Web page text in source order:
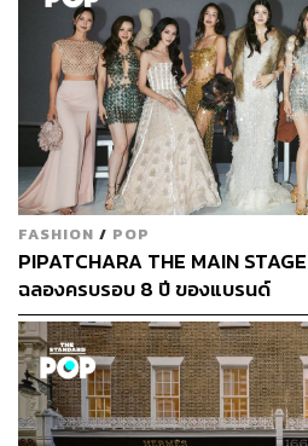
YVES FOR DIOR
FASHION / POP
PIPATCHARA THE MAIN
ฉลองครบรอบ 8 ปี ของแบรนด์